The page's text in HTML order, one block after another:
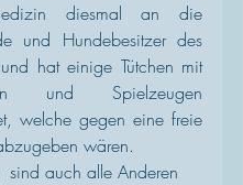
diesmal an die
und Hundebesitzer des
hat einige Tütchen mit
und Spielzeugen
welche gegen eine freie
wären.
sind auch alle Anderen